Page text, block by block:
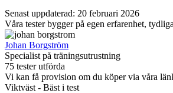
Senast uppdaterad: 20 februari 2026
Våra tester bygger på egen erfarenhet,
Johan Borgström
Specialist på träningsutrustning
75 tester utförda
Vi kan få provision om du köper via våra
Viktväst - Bäst i test